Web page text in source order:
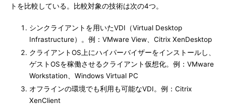
トを比較している。比較対象の技術は次の4つ。
シンクライアントを用いたVDI（Virtual Desktop
Infrastructure）。例：VMware View、Citrix XenDesktop
クライアントOS上にハイパーバイザーをインストールし、
ゲストOSを稼働させるクライアント仮想化。例：VMware
Workstation、Windows Virtual PC
オフラインの環境でも利用も可能なVDI。例：Citrix
XenClient